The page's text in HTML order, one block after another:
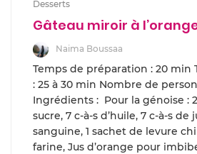
Desserts
Gâteau miroir à
Naima Boussaa
Temps de préparation : 20 min
: 25 à 30 min Nombre de
Ingrédients : Pour la génoise :
sucre, 7 c-à-s d’huile, 7 c-à-s de
sanguine, 1 sachet de levure
farine, Jus d’orange pour